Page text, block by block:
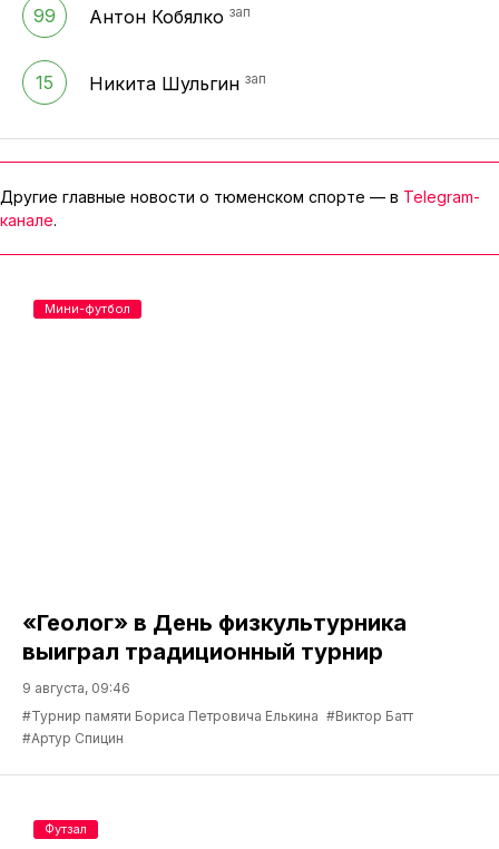
99 Антон Кобялко зап
15 Никита Шульгин зап
Другие главные новости о тюменском спорте — в Telegram-
канале.
«Геолог» в День физкультурника
выиграл традиционный турнир
9 августа, 09:46
#Турнир памяти Бориса Петровича Елькина #Виктор Батт
#Артур Спицин
Мини-футбол
Футзал